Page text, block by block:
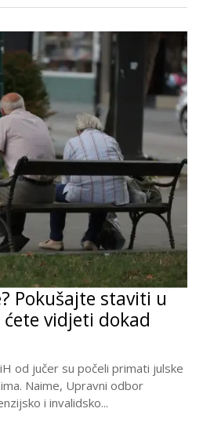
Pokušajte staviti u
vidjeti dokad
od jučer su počeli primati julske
Naime, Upravni odbor
i invalidsko...